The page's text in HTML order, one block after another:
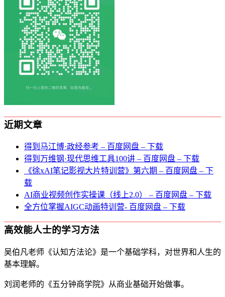
近期文章
得到马江博·政经参考 – 百度网盘 – 下载
得到万维钢·现代思维⼯具100讲 – 百度网盘 – 下载
《徐xAI笔记影视大片特训营》第六期 – 百度网盘 – 下
载
AI商业视频创作实操课（线上2.0） – 百度网盘 – 下载
全方位掌握AIGC动画特训营- 百度网盘 – 下载
高效能人士的学习方法
吴伯凡老师《认知方法论》是一个基础学科，对世界和人生的
基本理解。
刘润老师的《五分钟商学院》从商业基础开始做事。